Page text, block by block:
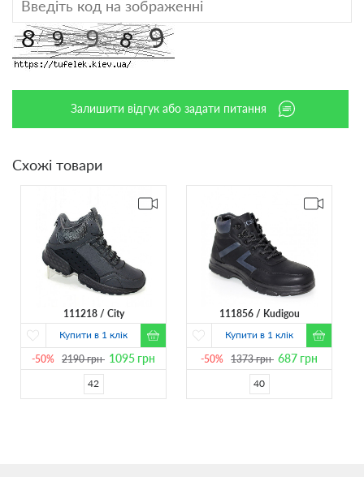
Залишити відгук або задати питання
Схожі товари
111218
City
Купити в 1 клік
-50% 2190грн 1095 грн
42
111856
Kudigou
Купити в 1 клік
-50% 1373грн 687 грн
40